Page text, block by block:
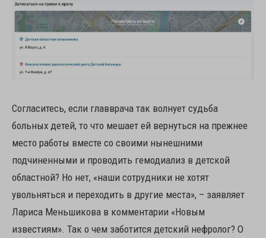
Согласитесь, если главврача так волнует судьба
больных детей, то что мешает ей вернуться на прежнее
место работы вместе со своими нынешними
подчиненными и проводить гемодиализ в детской
областной? Но нет, «наши сотрудники не хотят
увольняться и переходить в другие места», – заявляет
Лариса Меньшикова в комментарии «Новым
известиям». Так о чем заботится детский нефролог? О